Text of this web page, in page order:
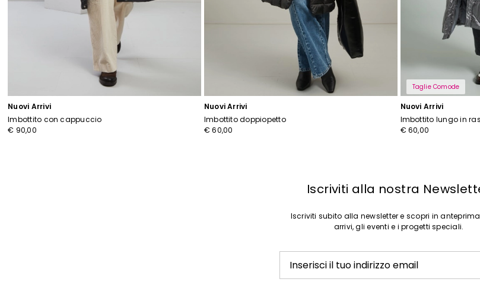
Nuovi Arrivi
Imbottito con cappuccio
€ 90,00
Nuovi Arrivi
Imbottito doppiopetto
€ 60,00
Taglie Comode
Nuovi Arrivi
Imbottito lungo in
€ 60,00
Iscriviti alla nostra
Iscriviti subito alla newsletter e scopri in
arrivi, gli eventi e i progetti speciali.
Inserisci il tuo indirizzo email